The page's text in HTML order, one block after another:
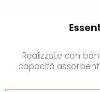
Realizzate con
capacità